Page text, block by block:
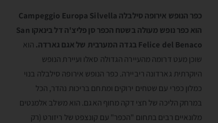
כפר הנופש אירופה סילבלה Campeggio Europa Silvella
הוא כפר נופש מעולה בשטח הכפר סן פליצ'ה דל בינאקו San
Felice del Benaco בגדה המערבית של אגם גארדה. הוא
שוכן מעט דרומה מהעיירה הגדולה סאלו ועיירת הנופש
היוקרתית גארדונה ריביירה. כפר הנופש אירופה סילבלה בנוי
כמלון כפרי עם שטחים ירוקים ומתחם בריכות נהדר, הכל
במרחק הליכה של חצי דקה מחוף האגם. הוא משלב אלמנטים
מלונאיים רבים בתחום "הכפר" עם קונצפט של ריזורט (רק